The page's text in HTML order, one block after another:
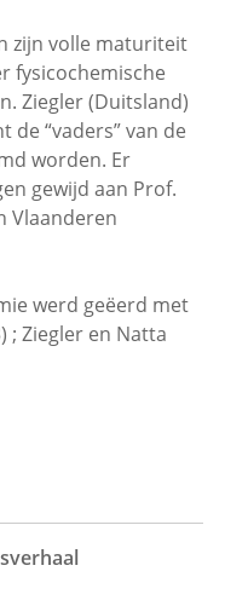
zijn volle maturiteit
fysicochemische
Ziegler (Duitsland)
de “vaders” van de
worden. Er
gewijd aan Prof.
Vlaanderen
werd geëerd met
; Ziegler en Natta